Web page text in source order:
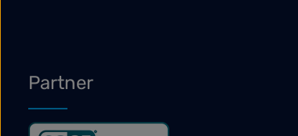
Partner